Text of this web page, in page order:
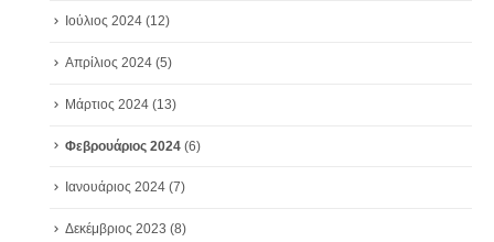
Ιούλιος 2024 (12)
Απρίλιος 2024 (5)
Μάρτιος 2024 (13)
Φεβρουάριος 2024 (6)
Ιανουάριος 2024 (7)
Δεκέμβριος 2023 (8)